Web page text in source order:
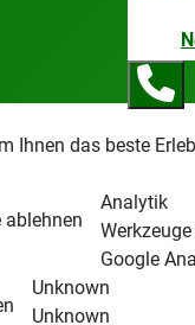
Ihnen das beste
ablehnen
Analytik
Google
Unknown
Unknown